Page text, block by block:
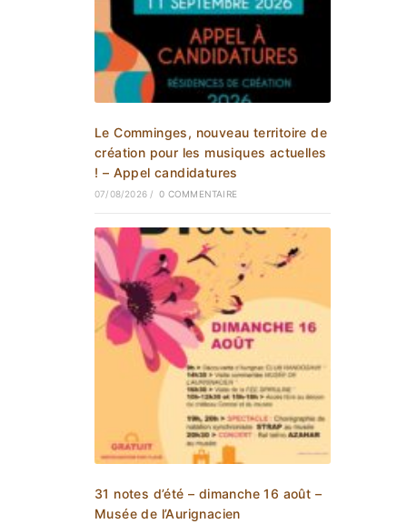
Le Comminges, nouveau territoire de
création pour les musiques actuelles
! – Appel candidatures
07/08/2026 / 0 COMMENTAIRE
31 notes d’été – dimanche 16 août –
Musée de l’Aurignacien